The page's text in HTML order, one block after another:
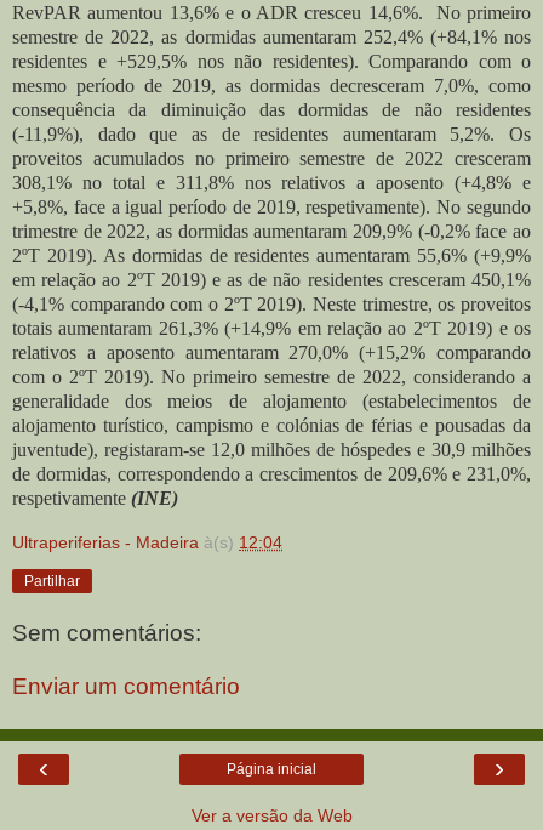
RevPAR aumentou 13,6% e o ADR cresceu 14,6%. No primeiro
semestre de 2022, as dormidas aumentaram 252,4% (+84,1% nos
residentes e +529,5% nos não residentes). Comparando com o
mesmo período de 2019, as dormidas decresceram 7,0%, como
consequência da diminuição das dormidas de não residentes
(-11,9%), dado que as de residentes aumentaram 5,2%. Os
proveitos acumulados no primeiro semestre de 2022 cresceram
308,1% no total e 311,8% nos relativos a aposento (+4,8% e
+5,8%, face a igual período de 2019, respetivamente).No segundo
trimestre de 2022, as dormidas aumentaram 209,9% (-0,2% face ao
2ºT 2019). As dormidas de residentes aumentaram 55,6% (+9,9%
em relação ao 2ºT 2019) e as de não residentes cresceram 450,1%
(-4,1% comparando com o 2ºT 2019). Neste trimestre, os proveitos
totais aumentaram 261,3% (+14,9% em relação ao 2ºT 2019) e os
relativos a aposento aumentaram 270,0% (+15,2% comparando
com o 2ºT 2019). No primeiro semestre de 2022, considerando a
generalidade dos meios de alojamento (estabelecimentos de
alojamento turístico, campismo e colónias de férias e pousadas da
juventude), registaram-se 12,0 milhões de hóspedes e 30,9 milhões
de dormidas, correspondendo a crescimentos de 209,6% e 231,0%,
respetivamente (INE)
Ultraperiferias - Madeira à(s) 12:04
Partilhar
Sem comentários:
Enviar um comentário
‹ ›
Página inicial
Ver a versão da Web